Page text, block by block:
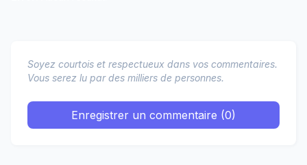
Soyez courtois et respectueux dans vos commentaires.
Vous serez lu par des milliers de personnes.
Enregistrer un commentaire (0)